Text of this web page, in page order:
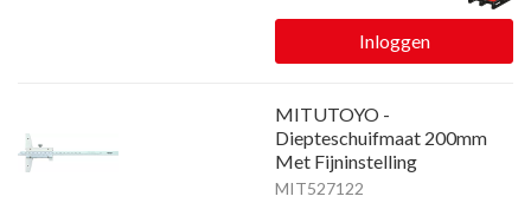
Inloggen
MITUTOYO -
Diepteschuifmaat 200mm
Met Fijninstelling
MIT527122